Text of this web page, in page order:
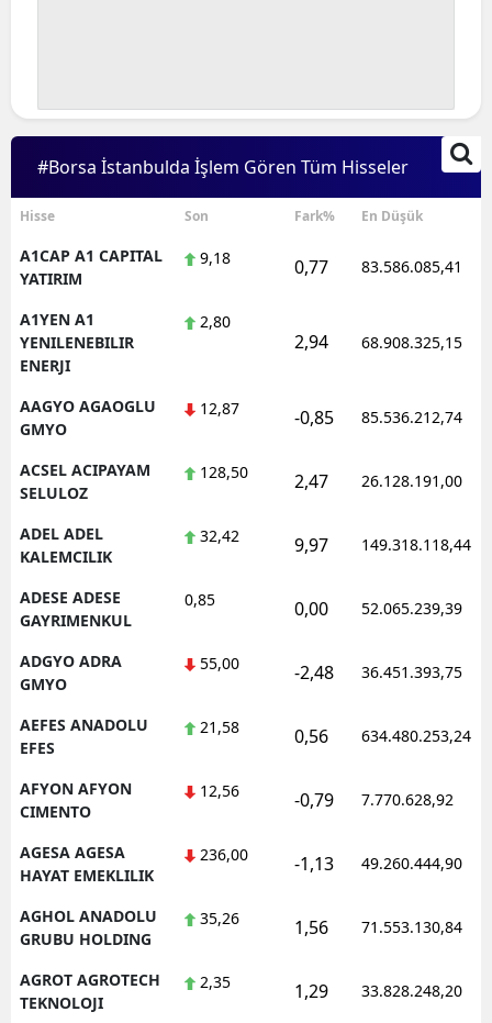
#Borsa İstanbulda İşlem Gören Tüm Hisseler
Hisse Son Fark% En Düşük
A1CAP A1 CAPITAL
YATIRIM
9,18 0,77 83.586.085,41
A1YEN A1
YENILENEBILIR
ENERJI
2,80
2,94 68.908.325,15
AAGYO AGAOGLU
GMYO
12,87 -0,85 85.536.212,74
ACSEL ACIPAYAM
SELULOZ
128,50 2,47 26.128.191,00
ADEL ADEL
KALEMCILIK
32,42 9,97 149.318.118,44
ADESE ADESE
GAYRIMENKUL
0,85 0,00 52.065.239,39
ADGYO ADRA
GMYO
55,00 -2,48 36.451.393,75
AEFES ANADOLU
EFES
21,58 0,56 634.480.253,24
AFYON AFYON
CIMENTO
12,56 -0,79 7.770.628,92
AGESA AGESA
HAYAT EMEKLILIK
236,00 -1,13 49.260.444,90
AGHOL ANADOLU
GRUBU HOLDING
35,26 1,56 71.553.130,84
AGROT AGROTECH
TEKNOLOJI
2,35 1,29 33.828.248,20